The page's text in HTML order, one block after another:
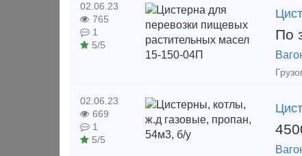
02.06.23
765
1
5/5
По
02.06.23
669
1
5/5